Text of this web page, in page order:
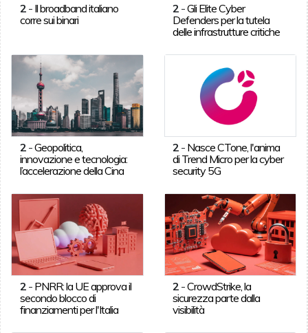
2- Il broadband italiano
corre sui binari
2 -Gli Elite Cyber
Defenders per la tutela
delle infrastrutture critiche
2-Geopolitica,
innovazione e tecnologia:
l’accelerazione della Cina
2 - Nasce CTone, l'anima
di Trend Micro per la cyber
security 5G
2- PNRR: la UE approva il
secondo blocco di
finanziamenti per l'Italia
2 -CrowdStrike, la
sicurezza parte dalla
visibilità